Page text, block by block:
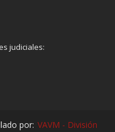
judiciales:
por: VAVM - División